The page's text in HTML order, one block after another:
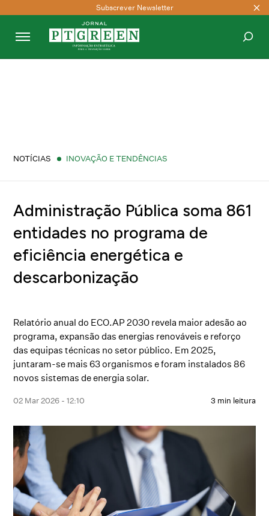
Subscrever Newsletter
NOTÍCIAS INOVAÇÃO E TENDÊNCIAS
Administração Pública soma 861
entidades no programa de
eficiência energética e
descarbonização
Relatório anual do ECO.AP 2030 revela maior adesão ao
programa, expansão das energias renováveis e reforço
das equipas técnicas no setor público. Em 2025,
juntaram-se mais 63 organismos e foram instalados 86
novos sistemas de energia solar.
02 Mar 2026 - 12:10 3 min leitura